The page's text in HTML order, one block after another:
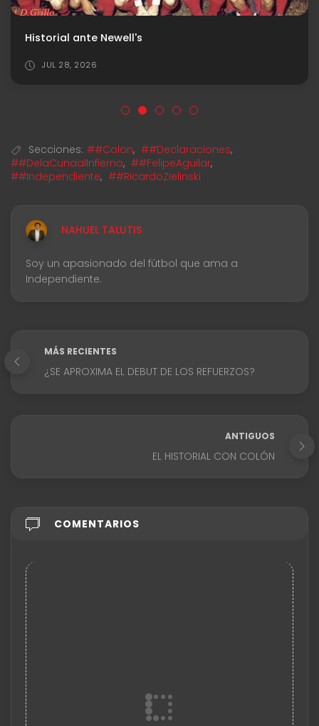
Historial ante Newell's
JUL 28, 2026
Secciones: ##Colon, ##Declaraciones,
##DelaCunaalInfierno, ##FelipeAguilar,
##Independiente, ##RicardoZielinski
NAHUEL TALUTIS
Soy un apasionado del fútbol que ama a
Independiente.
MÁS RECIENTES
¿SE APROXIMA EL DEBUT DE LOS REFUERZOS?
ANTIGUOS
EL HISTORIAL CON COLÓN
COMENTARIOS